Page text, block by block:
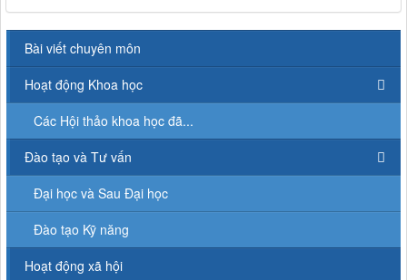
Bài viết chuyên môn
Hoạt động Khoa học
Các Hội thảo khoa học đã...
Đào tạo và Tư vấn
Đại học và Sau Đại học
Đào tạo Kỹ năng
Hoạt động xã hội